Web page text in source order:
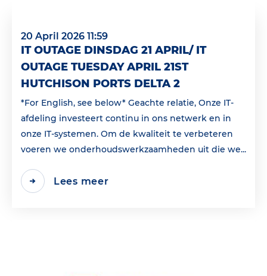
20 April 2026 11:59
IT OUTAGE DINSDAG 21 APRIL/ IT
OUTAGE TUESDAY APRIL 21ST
HUTCHISON PORTS DELTA 2
*For English, see below* Geachte relatie, Onze IT-
afdeling investeert continu in ons netwerk en in
onze IT-systemen. Om de kwaliteit te verbeteren
voeren we onderhoudswerkzaamheden uit die we...
Lees meer